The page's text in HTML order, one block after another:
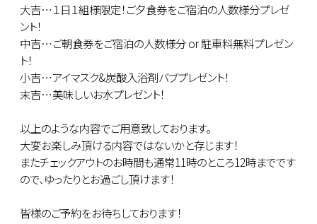
大吉…１日１組様限定！ご夕食券をご宿泊の人数様分プレゼ
ント！
中吉…ご朝食券をご宿泊の人数様分 or 駐車料無料プレゼン
ト！
小吉…アイマスク&炭酸入浴剤バブプレゼント！
末吉…美味しいお水プレゼント！
以上のような内容でご用意致しております。
大変お楽しみ頂ける内容ではないかと存じます！
またチェックアウトのお時間も通常11時のところ12時までです
ので、ゆったりとお過ごし頂けます！
皆様のご予約をお待ちしております！